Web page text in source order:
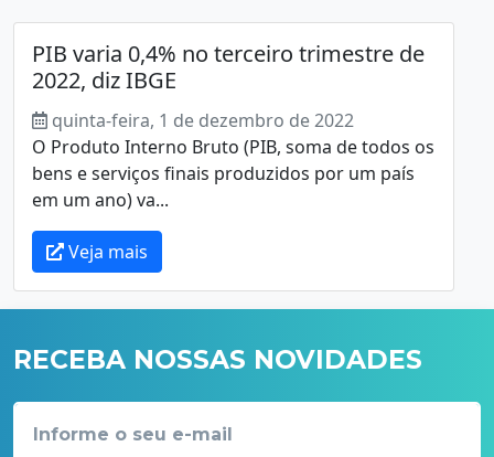
PIB varia 0,4% no terceiro trimestre de
2022, diz IBGE
quinta-feira, 1 de dezembro de 2022
O Produto Interno Bruto (PIB, soma de todos os
bens e serviços finais produzidos por um país
em um ano) va...
Veja mais
RECEBA NOSSAS NOVIDADES